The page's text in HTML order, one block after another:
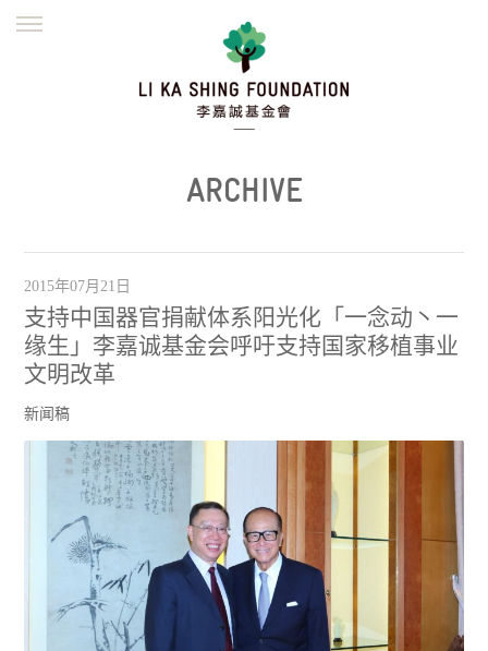
繁體
ARCHIVE
2015年07月21日
支持中国器官捐献体系阳光化「一念动丶一
缘生」李嘉诚基金会呼吁支持国家移植事业
文明改革
新闻稿